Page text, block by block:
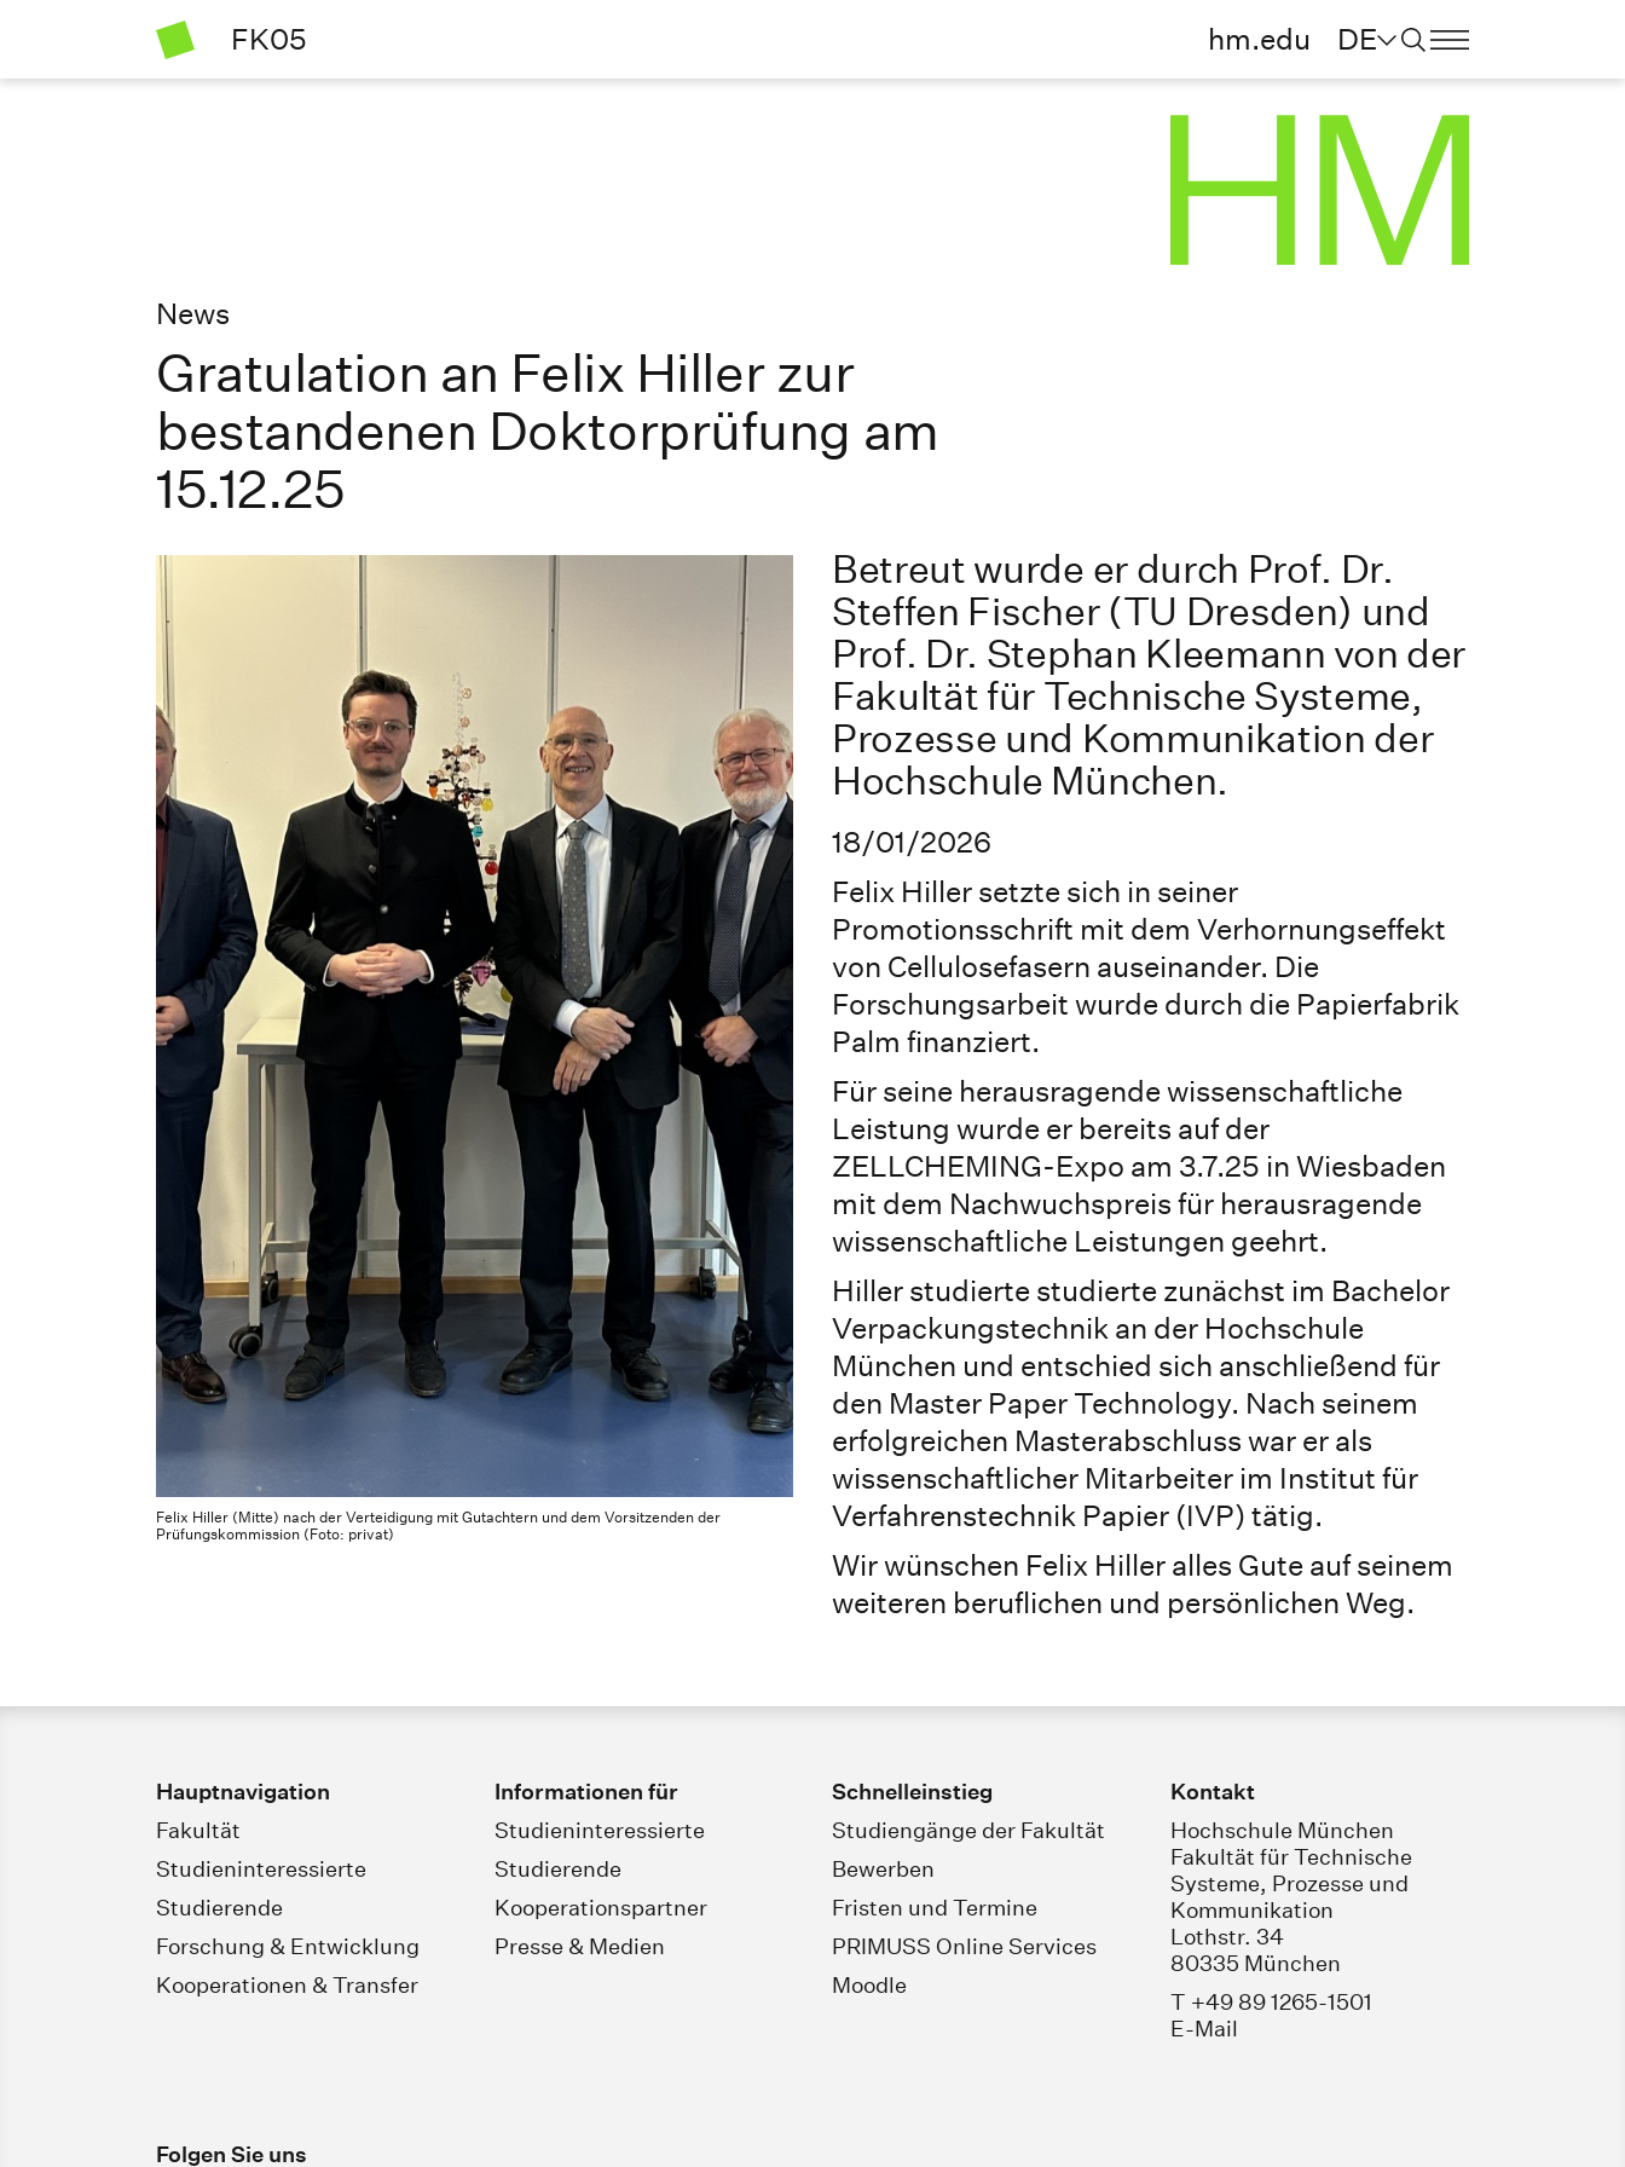
FK05 hm.edu DE
News
Gratulation an Felix Hiller zur
bestandenen Doktorprüfung am
15.12.25
Felix Hiller (Mitte) nach der Verteidigung mit Gutachtern und dem Vorsitzenden der
Prüfungskommission (Foto: privat)
Betreut wurde er durch Prof. Dr.
Steffen Fischer (TU Dresden) und
Prof. Dr. Stephan Kleemann von der
Fakultät für Technische Systeme,
Prozesse und Kommunikation der
Hochschule München.
18/01/2026
Felix Hiller setzte sich in seiner
Promotionsschrift mit dem Verhornungseffekt
von Cellulosefasern auseinander. Die
Forschungsarbeit wurde durch die Papierfabrik
Palm finanziert.
Für seine herausragende wissenschaftliche
Leistung wurde er bereits auf der
ZELLCHEMING-Expo am 3.7.25 in Wiesbaden
mit dem Nachwuchspreis für herausragende
wissenschaftliche Leistungen geehrt.
Hiller studierte studierte zunächst im Bachelor
Verpackungstechnik an der Hochschule
München und entschied sich anschließend für
den Master Paper Technology. Nach seinem
erfolgreichen Masterabschluss war er als
wissenschaftlicher Mitarbeiter im Institut für
Verfahrenstechnik Papier (IVP) tätig.
Wir wünschen Felix Hiller alles Gute auf seinem
weiteren beruflichen und persönlichen Weg.
Hauptnavigation
Fakultät
Studieninteressierte
Studierende
Forschung & Entwicklung
Kooperationen & Transfer
Informationen für
Studieninteressierte
Studierende
Kooperationspartner
Presse & Medien
Schnelleinstieg
Studiengänge der Fakultät
Bewerben
Fristen und Termine
PRIMUSS Online Services
Moodle
Kontakt
Hochschule München
Fakultät für Technische
Systeme, Prozesse und
Kommunikation
Lothstr. 34
80335 München
T +49 89 1265-1501
E-Mail
Folgen Sie uns